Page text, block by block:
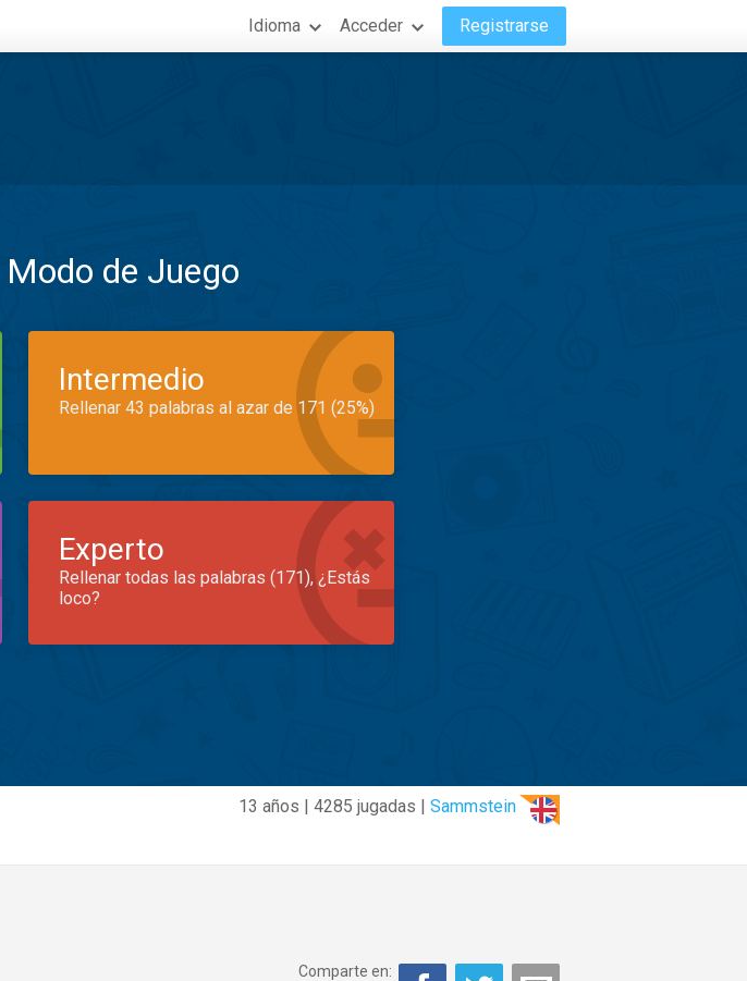
Idioma Acceder Registrarse
de Juego
Intermedio
Rellenar 43 palabras al azar de 171 (25%)
Experto
Rellenar todas las palabras (171), ¿Estás
loco?
13 años | 4285 jugadas | Sammstein
Comparte en: